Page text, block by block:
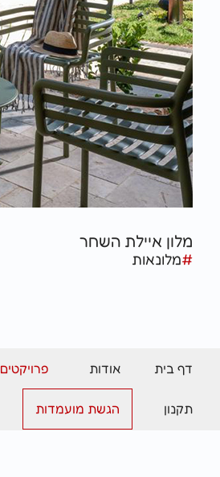
מלון איילת השחר
#מלונאות
דף בית אודות פרויקטים
תקנון הגשת מועמדות